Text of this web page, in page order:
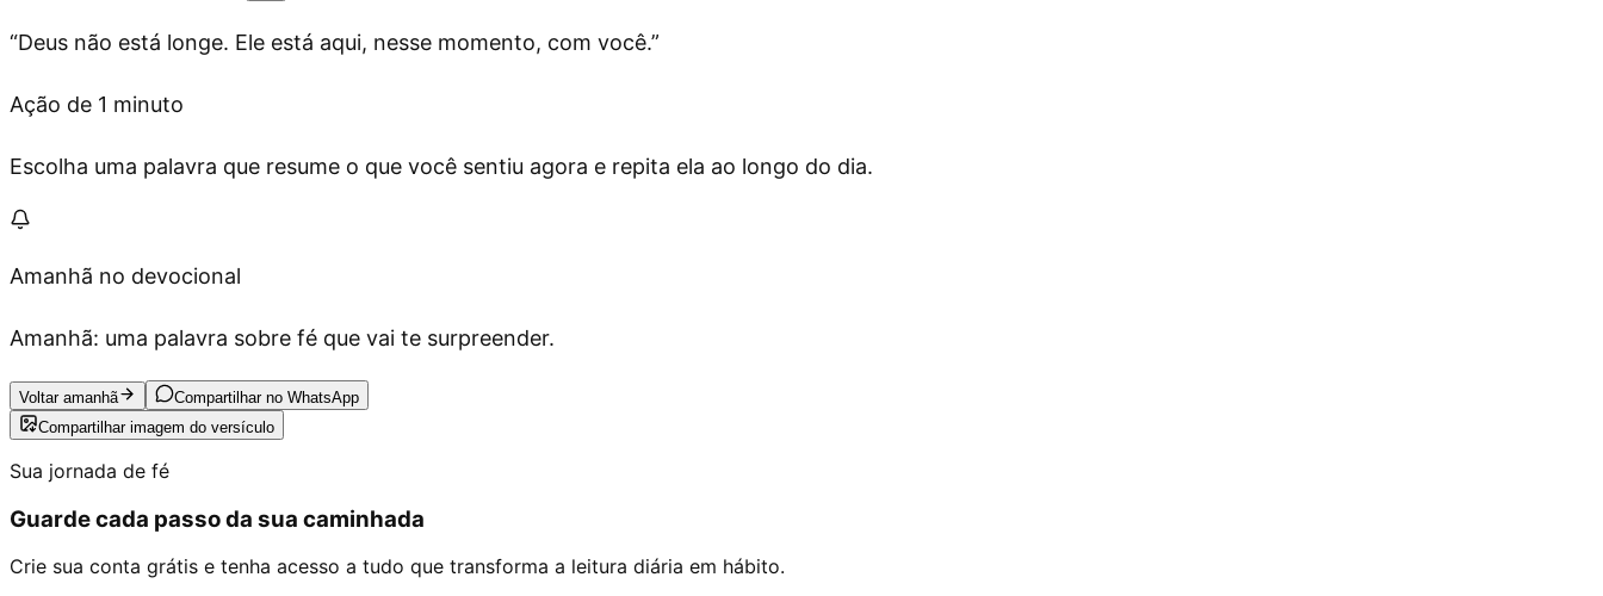
“Deus não está longe. Ele está aqui, nesse momento, com você.”
Ação de 1 minuto
Escolha uma palavra que resume o que você sentiu agora e repita ela ao longo do dia.
Amanhã no devocional
Amanhã: uma palavra sobre fé que vai te surpreender.
Voltar amanhã
Compartilhar no WhatsApp
Compartilhar imagem do versículo
Sua jornada de fé
Guarde cada passo da sua caminhada
Crie sua conta grátis e tenha acesso a tudo que transforma a leitura diária em hábito.